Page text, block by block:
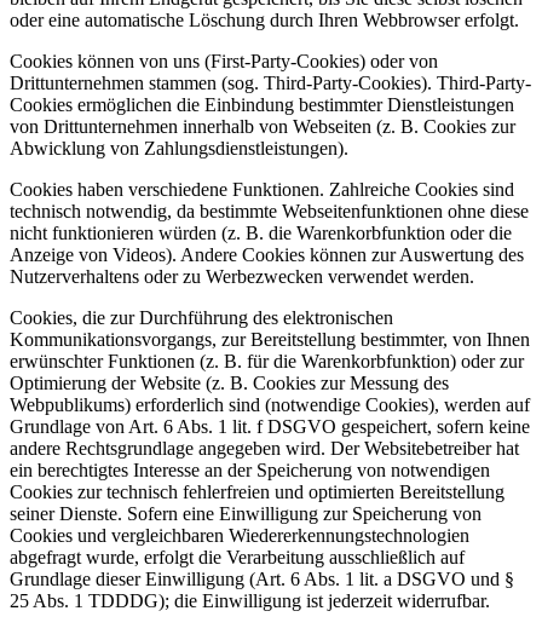
oder eine automatische Löschung durch Ihren Webbrowser erfolgt.
Cookies können von uns (First-Party-Cookies) oder von
Drittunternehmen stammen (sog. Third-Party-Cookies). Third-Party-
Cookies ermöglichen die Einbindung bestimmter Dienstleistungen
von Drittunternehmen innerhalb von Webseiten (z. B. Cookies zur
Abwicklung von Zahlungsdienstleistungen).
Cookies haben verschiedene Funktionen. Zahlreiche Cookies sind
technisch notwendig, da bestimmte Webseitenfunktionen ohne diese
nicht funktionieren würden (z. B. die Warenkorbfunktion oder die
Anzeige von Videos). Andere Cookies können zur Auswertung des
Nutzerverhaltens oder zu Werbezwecken verwendet werden.
Cookies, die zur Durchführung des elektronischen
Kommunikationsvorgangs, zur Bereitstellung bestimmter, von Ihnen
erwünschter Funktionen (z. B. für die Warenkorbfunktion) oder zur
Optimierung der Website (z. B. Cookies zur Messung des
Webpublikums) erforderlich sind (notwendige Cookies), werden auf
Grundlage von Art. 6 Abs. 1 lit. f DSGVO gespeichert, sofern keine
andere Rechtsgrundlage angegeben wird. Der Websitebetreiber hat
ein berechtigtes Interesse an der Speicherung von notwendigen
Cookies zur technisch fehlerfreien und optimierten Bereitstellung
seiner Dienste. Sofern eine Einwilligung zur Speicherung von
Cookies und vergleichbaren Wiedererkennungstechnologien
abgefragt wurde, erfolgt die Verarbeitung ausschließlich auf
Grundlage dieser Einwilligung (Art. 6 Abs. 1 lit. a DSGVO und §
25 Abs. 1 TDDDG); die Einwilligung ist jederzeit widerrufbar.